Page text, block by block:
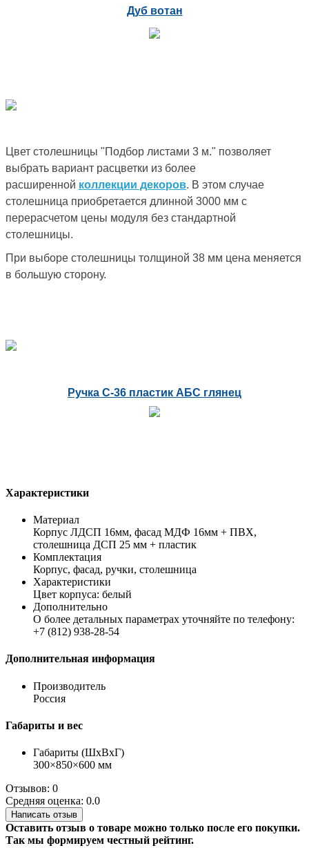
Дуб вотан
Цвет столешницы "Подбор листами 3 м." позволяет
выбрать вариант расцветки из более
расширенной коллекции декоров. В этом случае
столешница приобретается длинной 3000 мм с
перерасчетом цены модуля без стандартной
столешницы.
При выборе столешницы толщиной 38 мм цена меняется
в большую сторону.
Ручка С-36 пластик АБС глянец
Характеристики
Материал
Корпус ЛДСП 16мм, фасад МДФ 16мм + ПВХ,
столешница ДСП 25 мм + пластик
Комплектация
Корпус, фасад, ручки, столешница
Характеристики
Цвет корпуса: белый
Дополнительно
О более детальных параметрах уточняйте по телефону:
+7 (812) 938-28-54
Дополнительная информация
Производитель
Россия
Габариты и вес
Габариты (ШхВхГ)
300×850×600 мм
Отзывов: 0
Средняя оценка: 0.0
Написать отзыв
Оставить отзыв о товаре можно только после его покупки.
Так мы формируем честный рейтинг.